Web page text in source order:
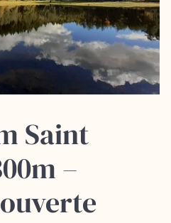
Saint
–